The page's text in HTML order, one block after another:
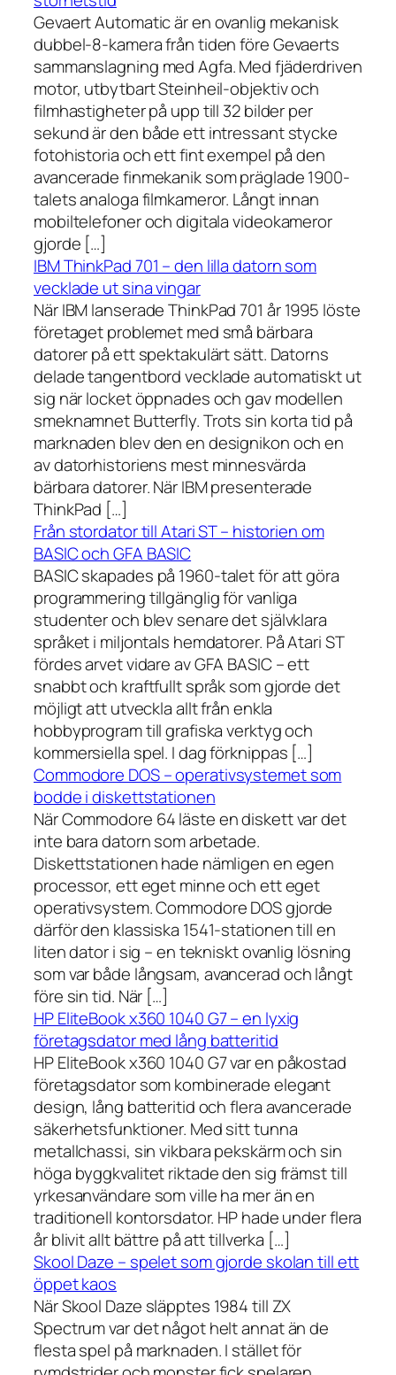
Gevaert Automatic är en ovanlig mekanisk
dubbel-8-kamera från tiden före Gevaerts
sammanslagning med Agfa. Med fjäderdriven
motor, utbytbart Steinheil-objektiv och
filmhastigheter på upp till 32 bilder per
sekund är den både ett intressant stycke
fotohistoria och ett fint exempel på den
avancerade finmekanik som präglade 1900-
talets analoga filmkameror. Långt innan
mobiltelefoner och digitala videokameror
gjorde […]
IBM ThinkPad 701 – den lilla datorn som
vecklade ut sina vingar
När IBM lanserade ThinkPad 701 år 1995 löste
företaget problemet med små bärbara
datorer på ett spektakulärt sätt. Datorns
delade tangentbord vecklade automatiskt ut
sig när locket öppnades och gav modellen
smeknamnet Butterfly. Trots sin korta tid på
marknaden blev den en designikon och en
av datorhistoriens mest minnesvärda
bärbara datorer. När IBM presenterade
ThinkPad […]
Från stordator till Atari ST – historien om
BASIC och GFA BASIC
BASIC skapades på 1960-talet för att göra
programmering tillgänglig för vanliga
studenter och blev senare det självklara
språket i miljontals hemdatorer. På Atari ST
fördes arvet vidare av GFA BASIC – ett
snabbt och kraftfullt språk som gjorde det
möjligt att utveckla allt från enkla
hobbyprogram till grafiska verktyg och
kommersiella spel. I dag förknippas […]
Commodore DOS – operativsystemet som
bodde i diskettstationen
När Commodore 64 läste en diskett var det
inte bara datorn som arbetade.
Diskettstationen hade nämligen en egen
processor, ett eget minne och ett eget
operativsystem. Commodore DOS gjorde
därför den klassiska 1541-stationen till en
liten dator i sig – en tekniskt ovanlig lösning
som var både långsam, avancerad och långt
före sin tid. När […]
HP EliteBook x360 1040 G7 – en lyxig
företagsdator med lång batteritid
HP EliteBook x360 1040 G7 var en påkostad
företagsdator som kombinerade elegant
design, lång batteritid och flera avancerade
säkerhetsfunktioner. Med sitt tunna
metallchassi, sin vikbara pekskärm och sin
höga byggkvalitet riktade den sig främst till
yrkesanvändare som ville ha mer än en
traditionell kontorsdator. HP hade under flera
år blivit allt bättre på att tillverka […]
Skool Daze – spelet som gjorde skolan till ett
öppet kaos
När Skool Daze släpptes 1984 till ZX
Spectrum var det något helt annat än de
flesta spel på marknaden. I stället för